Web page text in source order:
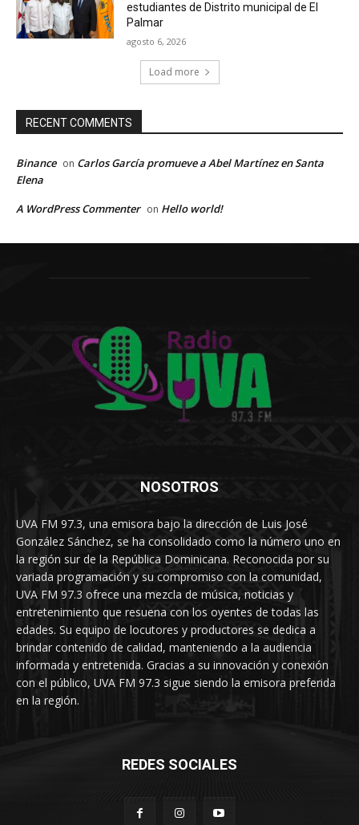
estudiantes de Distrito municipal de El
Palmar
agosto 6, 2026
Load more
RECENT COMMENTS
Binance on Carlos García promueve a Abel Martínez en Santa
Elena
A WordPress Commenter on Hello world!
NOSOTROS
UVA FM 97.3, una emisora bajo la dirección de Luis José
González Sánchez, se ha consolidado como la número uno en
la región sur de la República Dominicana. Reconocida por su
variada programación y su compromiso con la comunidad,
UVA FM 97.3 ofrece una mezcla de música, noticias y
entretenimiento que resuena con los oyentes de todas las
edades. Su equipo de locutores y productores se dedica a
brindar contenido de calidad, manteniendo a la audiencia
informada y entretenida. Gracias a su innovación y conexión
con el público, UVA FM 97.3 sigue siendo la emisora preferida
en la región.
REDES SOCIALES